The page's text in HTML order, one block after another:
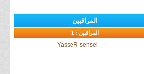
المراقبين
المراقبين : 1
YasseR-sensei